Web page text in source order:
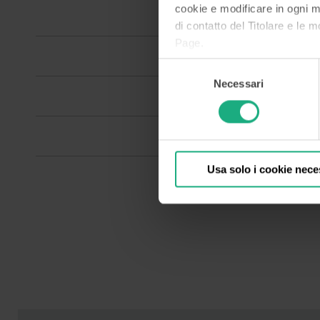
cookie e modificare in ogni
di contatto del Titolare e le
Page.
Necessari
Usa solo i cookie
COMITATO
COMITATO DI
GRUPPO
COMITATO